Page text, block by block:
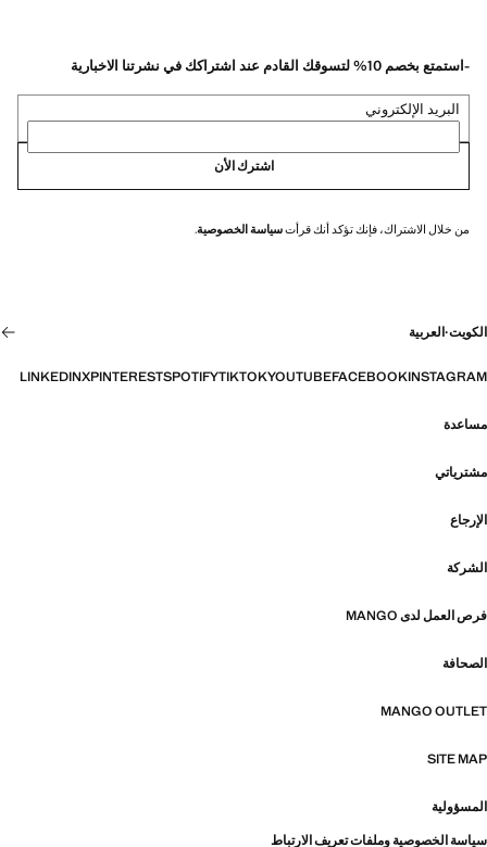
-استمتع بخصم 10% لتسوقك القادم عند اشتراكك في نشرتنا الاخبارية
البريد الإلكتروني
اشترك الأن
من خلال الاشتراك، فإنك تؤكد أنك قرأتسياسة الخصوصية.
الكويت·العربية
INSTAGRAM
FACEBOOK
YOUTUBE
TIKTOK
SPOTIFY
PINTEREST
X
LINKEDIN
مساعدة
مشترياتي
الإرجاع
الشركة
فرص العمل لدى MANGO
الصحافة
MANGO OUTLET
SITE MAP
المسؤولية
سياسة الخصوصية وملفات تعريف الارتباط